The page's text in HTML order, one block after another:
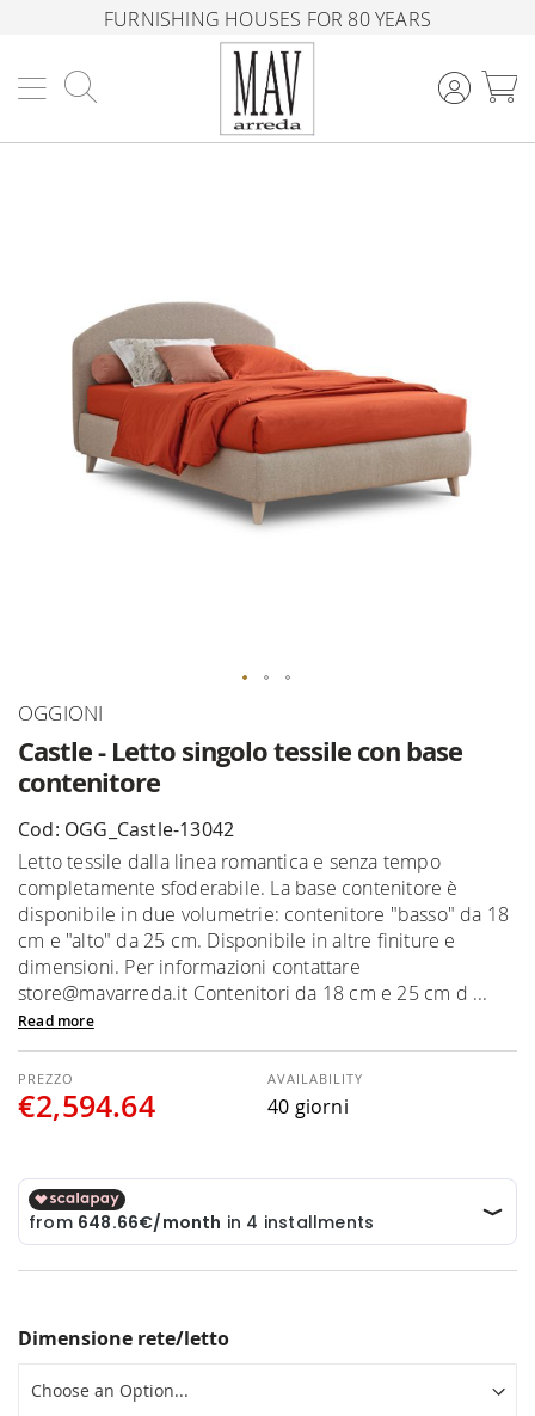
FURNISHING HOUSES FOR 80 YEARS
Castle - Letto singolo tessile con base
contenitore
OGGIONI
Cod: OGG_Castle-13042
Letto tessile dalla linea romantica e senza tempo
completamente sfoderabile. La base contenitore è
disponibile in due volumetrie: contenitore "basso" da 18
cm e "alto" da 25 cm. Disponibile in altre finiture e
dimensioni. Per informazioni contattare
store@mavarreda.it Contenitori da 18 cm e 25 cm d ...
Read more
€2,594.64
AVAILABILITY
40 giorni
Dimensione rete/letto
images
Skip
the
beginning
the
images
gallery